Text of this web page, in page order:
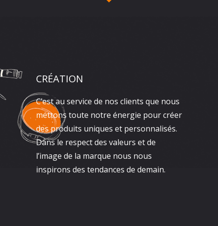
CRÉATION
C’est au service de nos clients que nous
mettons toute notre énergie pour créer
des produits uniques et personnalisés.
Dans le respect des valeurs et de
l’image de la marque nous nous
inspirons des tendances de demain.